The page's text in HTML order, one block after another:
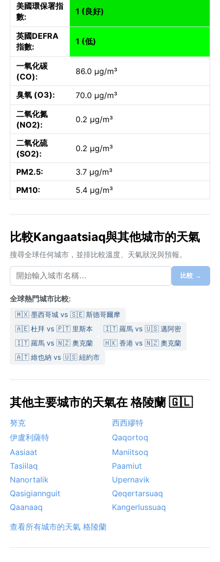
美國環保署指
數:
1 (良好)
英國DEFRA
指數:
1 (低)
一氧化碳
(CO):
86.0 µg/m³
臭氧 (O3):
70.0 µg/m³
二氧化氮
(NO2):
0.2 µg/m³
二氧化硫
(SO2):
0.2 µg/m³
PM2.5:
3.7 µg/m³
PM10:
5.4 µg/m³
比較Kangaatsiaq與其他城市的天氣
搜尋全球任何城市，並排比較溫度、天氣狀況與預報。
比較 →
全球熱門城市比較:
🇲🇽 墨西哥城 vs 🇸🇪 斯德哥爾摩
🇦🇪 杜拜 vs 🇵🇹 里斯本
🇮🇹 羅馬 vs 🇺🇸 邁阿密
🇮🇹 羅馬 vs 🇳🇿 奧克蘭
🇭🇰 香港 vs 🇳🇿 奧克蘭
🇦🇹 維也納 vs 🇺🇸 紐約市
其他主要城市的天氣在 格陵蘭 🇬🇱
努克
西西繆特
伊盧利薩特
Qaqortoq
Aasiaat
Maniitsoq
Tasiilaq
Paamiut
Nanortalik
Upernavik
Qasigiannguit
Qeqertarsuaq
Qaanaaq
Kangerlussuaq
查看所有城市的天氣 格陵蘭